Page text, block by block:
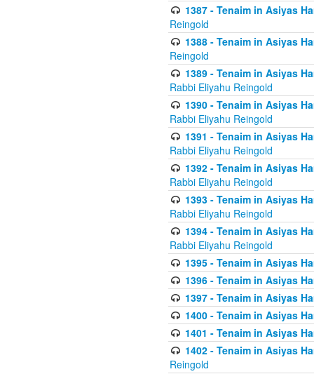
1387 - Tenaim in Asiyas
Reingold
1388 - Tenaim in Asiyas
Reingold
1389 - Tenaim in Asiyas
Rabbi Eliyahu Reingold
1390 - Tenaim in Asiyas
Rabbi Eliyahu Reingold
1391 - Tenaim in Asiyas
Rabbi Eliyahu Reingold
1392 - Tenaim in Asiyas
Rabbi Eliyahu Reingold
1393 - Tenaim in Asiyas
Rabbi Eliyahu Reingold
1394 - Tenaim in Asiyas
Rabbi Eliyahu Reingold
1395 - Tenaim in Asiyas
1396 - Tenaim in Asiyas
1397 - Tenaim in Asiyas
1400 - Tenaim in Asiyas
1401 - Tenaim in Asiyas
1402 - Tenaim in Asiyas
Reingold